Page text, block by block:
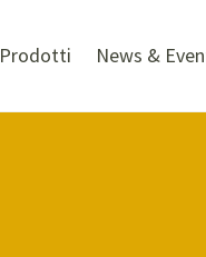
Prodotti News &